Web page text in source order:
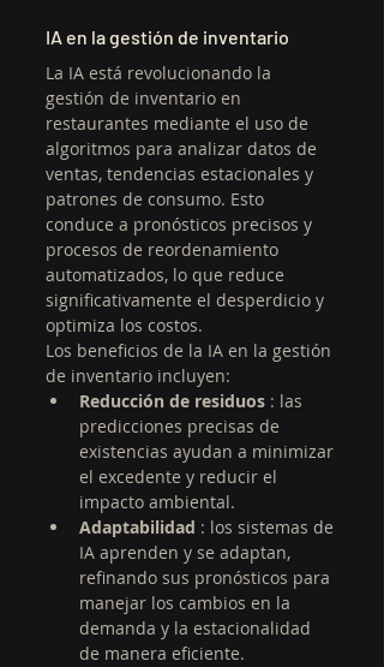
IA en la gestión de inventario
La IA está revolucionando la
gestión de inventario en
restaurantes mediante el uso de
algoritmos para analizar datos de
ventas, tendencias estacionales y
patrones de consumo. Esto
conduce a pronósticos precisos y
procesos de reordenamiento
automatizados, lo que reduce
significativamente el desperdicio y
optimiza los costos.
Los beneficios de la IA en la gestión
de inventario incluyen:
Reducción de residuos : las
predicciones precisas de
existencias ayudan a minimizar
el excedente y reducir el
impacto ambiental.
Adaptabilidad : los sistemas de
IA aprenden y se adaptan,
refinando sus pronósticos para
manejar los cambios en la
demanda y la estacionalidad
de manera eficiente.